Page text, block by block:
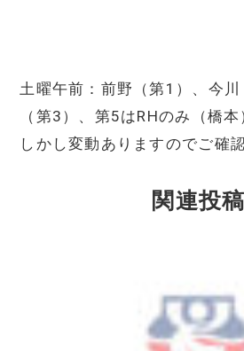
土曜午前：前野（第1）、今
（第3）、第5はRHのみ（橋本
しかし変動ありますのでご確
関連投稿